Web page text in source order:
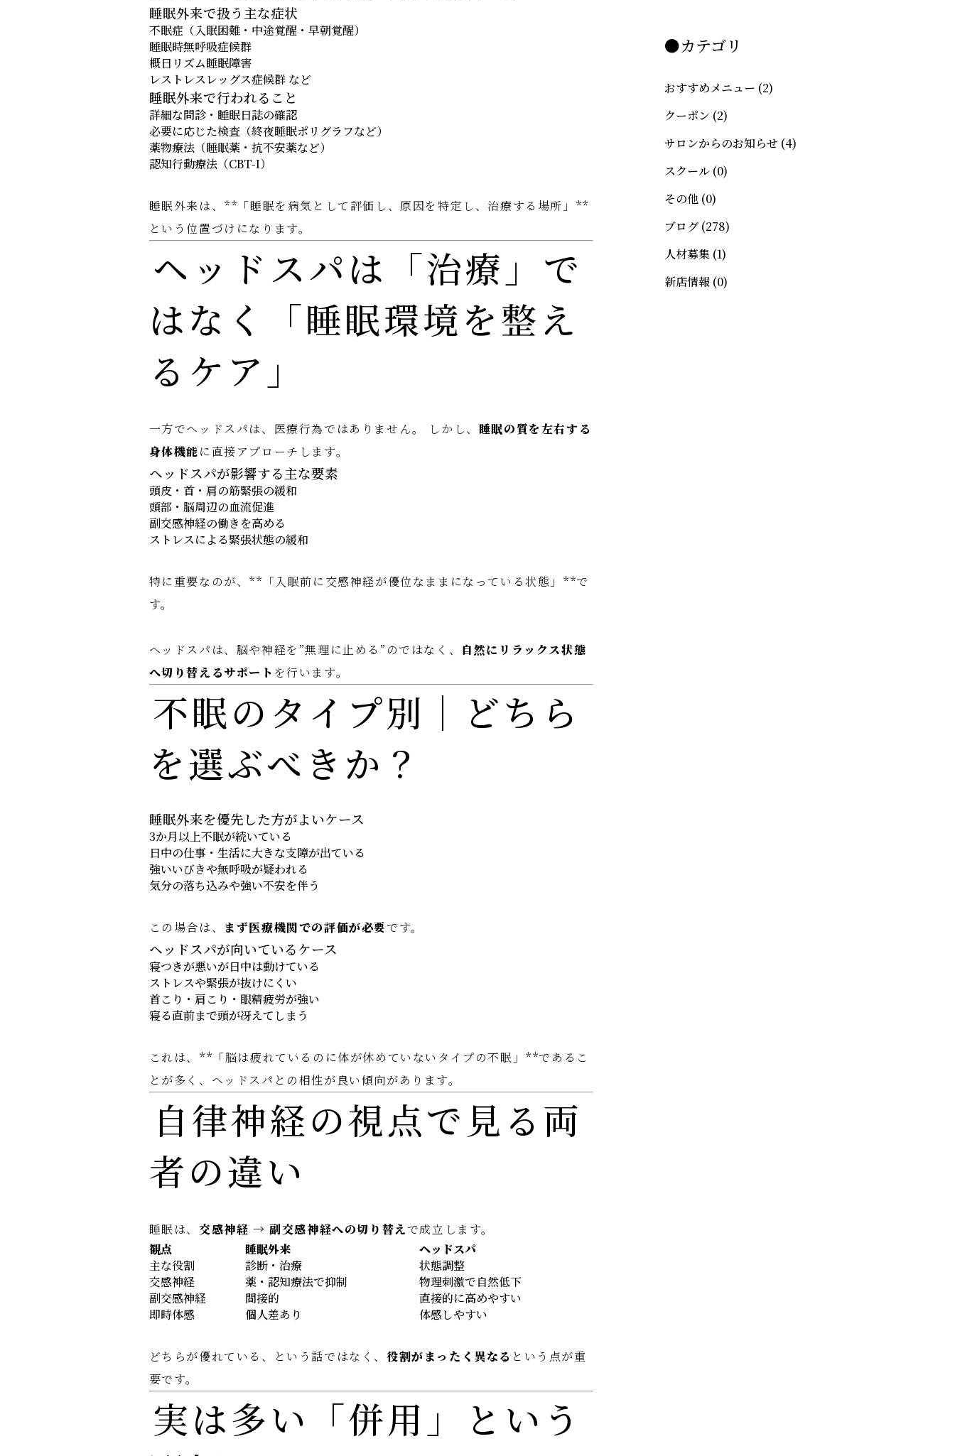
睡眠外来で扱う主な症状
不眠症（入眠困難・中途覚醒・早朝覚醒）
睡眠時無呼吸症候群
概日リズム睡眠障害
レストレスレッグス症候群 など
睡眠外来で行われること
詳細な問診・睡眠日誌の確認
必要に応じた検査（終夜睡眠ポリグラフなど）
薬物療法（睡眠薬・抗不安薬など）
認知行動療法（CBT-I）
睡眠外来は、**「睡眠を病気として評価し、原因を特定し、治療する場所」**
という位置づけになります。
ヘッドスパは「治療」で
はなく「睡眠環境を整え
るケア」
一方でヘッドスパは、医療行為ではありません。 しかし、 睡眠の質を左右する
身体機能に直接アプローチします。
ヘッドスパが影響する主な要素
頭皮・首・肩の筋緊張の緩和
頭部・脳周辺の血流促進
副交感神経の働きを高める
ストレスによる緊張状態の緩和
特に重要なのが、**「入眠前に交感神経が優位なままになっている状態」**で
す。
ヘッドスパは、脳や神経を”無理に止める”のではなく、 自然にリラックス状態
へ切り替えるサポート を行います。
不眠のタイプ別｜どちら
を選ぶべきか？
睡眠外来を優先した方がよいケース
3か月以上不眠が続いている
日中の仕事・生活に大きな支障が出ている
強いいびきや無呼吸が疑われる
気分の落ち込みや強い不安を伴う
この場合は、 まず医療機関での評価が必要です。
ヘッドスパが向いているケース
寝つきが悪いが日中は動けている
ストレスや緊張が抜けにくい
首こり・肩こり・眼精疲労が強い
寝る直前まで頭が冴えてしまう
これは、**「脳は疲れているのに体が休めていないタイプの不眠」**であるこ
とが多く、ヘッドスパとの相性が良い傾向があります。
自律神経の視点で見る両
者の違い
睡眠は、 交感神経 → 副交感神経への切り替えで成立します。
観点
睡眠外来
ヘッドスパ
主な役割
診断・治療
状態調整
交感神経
薬・認知療法で抑制
物理刺激で自然低下
副交感神経
間接的
直接的に高めやすい
即時体感
個人差あり 体感しやすい
どちらが優れている、という話ではなく、 役割がまったく異なる という点が重
要です。
実は多い「併用」という
●カテゴリ
おすすめメニュー (2)
クーポン (2)
サロンからのお知らせ (4)
スクール(0)
その他(0)
ブログ(278)
人材募集(1)
新店情報(0)